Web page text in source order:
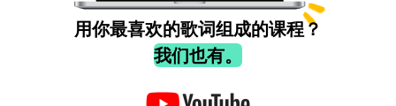
用你最喜欢的歌词组成的课程？
我们也有。